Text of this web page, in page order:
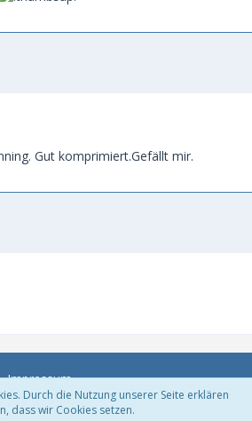
Gut komprimiert.Gefällt mir.
Impressum
Durch die Nutzung unserer Seite erklären
dass wir Cookies setzen.